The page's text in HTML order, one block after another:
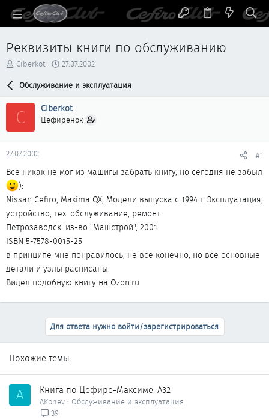
Реквизиты книги по обслуживанию
А
р
т
м
ы
Ciberkot
Д
т
н
а
ч
а
27.07.2002
Обслуживание и эксплуатация
C Ciberkot
Цефирёнок
27.07.2002 #1
Все никак не мог из машигы забрать книгу, но сегодня не забыл
):
Nissan Cefiro, Maxima QX, Модели выпуска с 1994 г. Эксплуатация,
устройство, тех. обслуживание, ремонт.
Петрозаводск: из-во "Машстрой", 2001
ISBN 5-7578-0015-25
в принципе мне понравилось, не все конечно, но все основные
детали и узлы расписаны.
Видел подобную книгу на Ozon.ru
Для ответа нужно войти/зарегистрироваться
Похожие темы
A Книга по Цефире-Максиме, А32
AKonev
Обслуживание и эксплуатация
39